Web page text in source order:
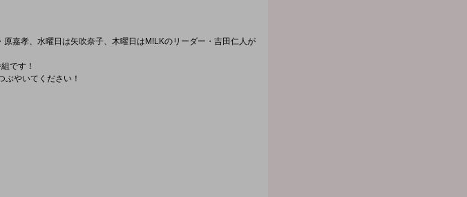
嘉孝、水曜日は矢吹奈子、木曜日はM!LKのリーダー・吉田仁人が
です！
やいてください！